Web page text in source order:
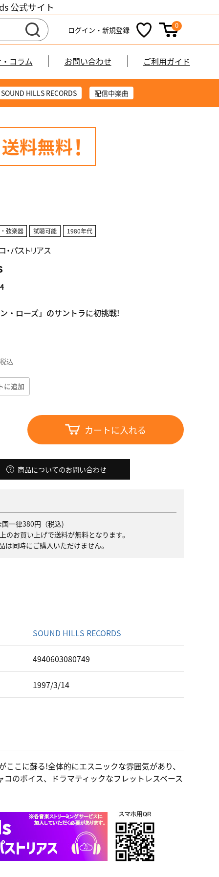
公式サイト
ログイン・新規登録 0
コラム お問い合わせ ご利用ガイド
SOUND HILLS RECORDS 配信中楽曲
弦楽器 試聴可能 1980年代
パストリアス
・ローズ」のサントラに初挑戦!
込
に追加
カートに入れる
商品についてのお問い合わせ
一律380円（税込)
のお買い上げで送料が無料となります。
同時にご購入いただけません。
SOUND HILLS RECORDS
4940603080749
1997/3/14
こに蘇る!全体的にエスニックな雰囲気があり、
のボイス、ドラマティックなフレットレスベース